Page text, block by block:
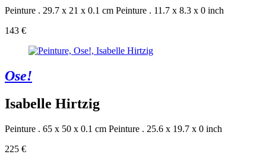
Peinture . 29.7 x 21 x 0.1 cm Peinture . 11.7 x 8.3 x 0 inch
143 €
Ose!
Isabelle Hirtzig
Peinture . 65 x 50 x 0.1 cm Peinture . 25.6 x 19.7 x 0 inch
225 €